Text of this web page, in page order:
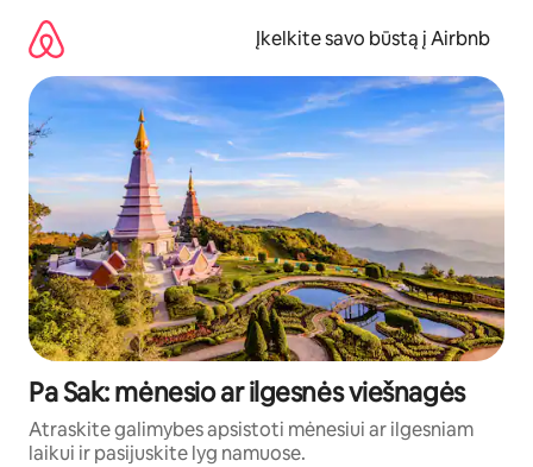
turinio
Įkelkite savo būstą į Airbnb
Pa Sak: mėnesio ar ilgesnės viešnagės
Atraskite galimybes apsistoti mėnesiui ar ilgesniam
laikui ir pasijuskite lyg namuose.